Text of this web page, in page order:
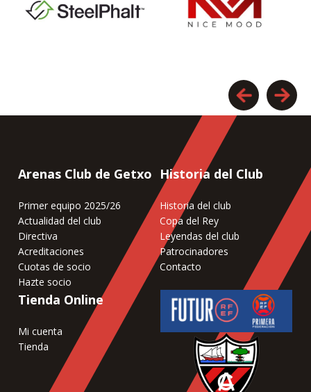
Arenas Club de Getxo
Primer equipo 2025/26
Actualidad del club
Directiva
Acreditaciones
Cuotas de socio
Hazte socio
Historia del Club
Historia del club
Copa del Rey
Leyendas del club
Patrocinadores
Contacto
Tienda Online
Mi cuenta
Tienda